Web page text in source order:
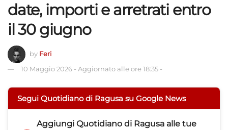
date, importi e arretrati entro
il 30 giugno
by Feri
10 Maggio 2026 - Aggiornato alle ore 18:35 -
Segui Quotidiano di Ragusa su Google News
Aggiungi Quotidiano di Ragusa alle tue